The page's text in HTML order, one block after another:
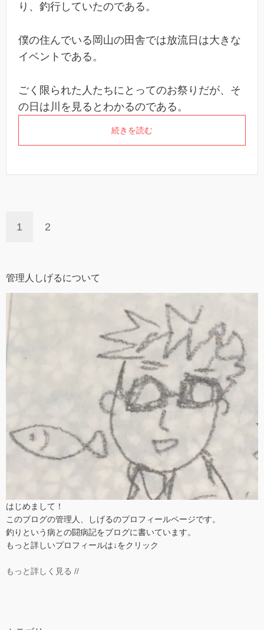
り、釣行していたのである。
僕の住んでいる岡山の田舎では放流日は大きな
イベントである。
ごく限られた人たちにとってのお祭りだが、そ
の日は川を見るとわかるのである。
続きを読む
1 2
管理人しげるについて
はじめまして！
このブログの管理人、しげるのプロフィールページです。
釣りという病との闘病記をブログに書いています。
もっと詳しいプロフィールは↓をクリック
もっと詳しく見る //